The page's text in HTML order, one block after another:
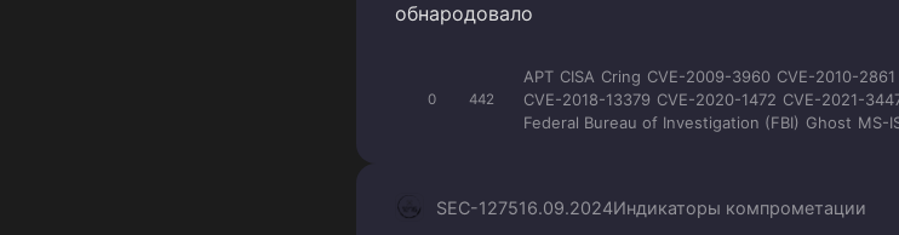
обнародовало
0 442
APT CISA Cring CVE-2009-3960 CVE-2010-2861
CVE-2018-13379 CVE-2020-1472 CVE-2021-
Federal Bureau of Investigation (FBI) Ghost MS-
SEC-127516.09.2024Индикаторы компрометации